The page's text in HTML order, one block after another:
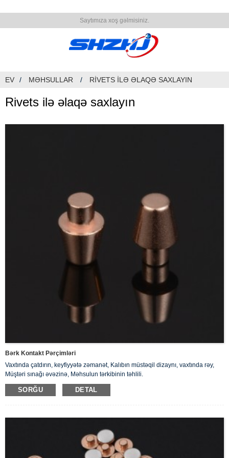
Saytımıza xoş gəlmisiniz.
EV MƏHSULLAR RIVETS ILƏ ƏLAQƏ SAXLAYIN
Rivets ilə əlaqə saxlayın
Bərk Kontakt Pərçimləri
Vaxtında çatdırın, keyfiyyətə zəmanət, Kalıbın müstəqil dizaynı, vaxtında rəy,
Müştəri sınağı əvəzinə, Məhsulun tərkibinin təhlili.
SORĞU DETAL